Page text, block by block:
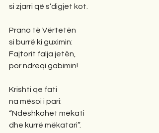
si zjarri që s’digjet kot.
Prano të Vërtetën
si burrë ki guximin:
Fajtorit falja jetën,
por ndreqi gabimin!
Krishti qe fati
na mësoi i pari:
“Ndëshkohet mëkati
dhe kurrë mëkatari”.